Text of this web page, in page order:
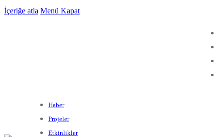
İçeriğe atla Menü Kapat
Haber
Projeler
Etkinlikler